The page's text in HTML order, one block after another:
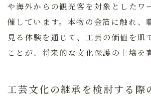
や海外からの観光客を対象としたワ
催しています。 本物の金箔に触れ、
見る体験を通じて、工芸の価値を肌
ことが、将来的な文化保護の土壌を
工芸文化の継承を検討する際